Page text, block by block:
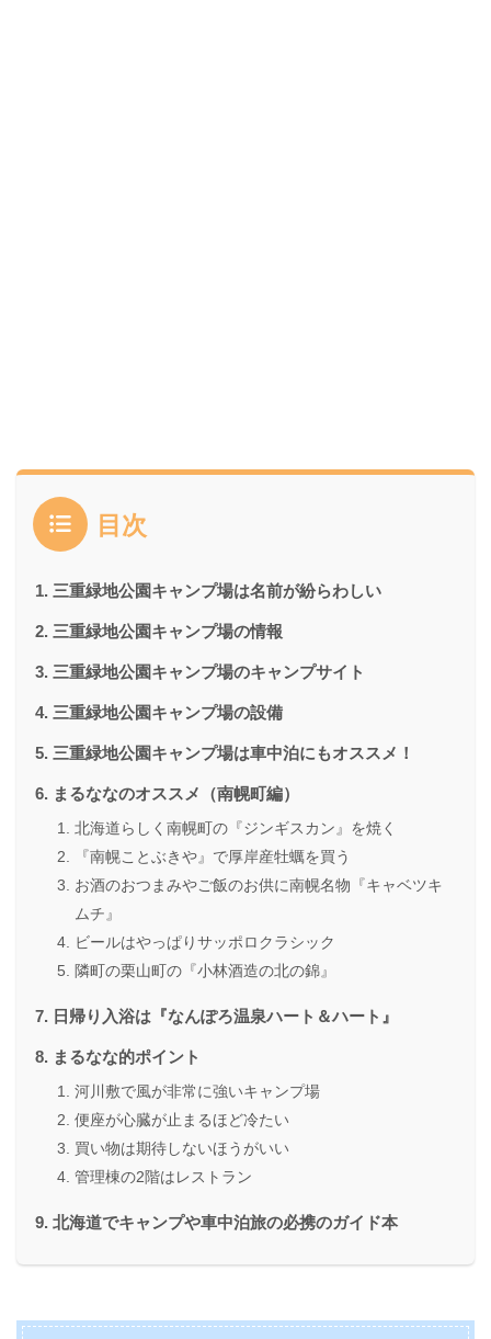
目次
三重緑地公園キャンプ場は名前が紛らわしい
三重緑地公園キャンプ場の情報
三重緑地公園キャンプ場のキャンプサイト
三重緑地公園キャンプ場の設備
三重緑地公園キャンプ場は車中泊にもオススメ！
まるななのオススメ（南幌町編）
北海道らしく南幌町の『ジンギスカン』を焼く
『南幌ことぶきや』で厚岸産牡蠣を買う
お酒のおつまみやご飯のお供に南幌名物『キャベツキ
ムチ』
ビールはやっぱりサッポロクラシック
隣町の栗山町の『小林酒造の北の錦』
日帰り入浴は『なんぽろ温泉ハート＆ハート』
まるなな的ポイント
河川敷で風が非常に強いキャンプ場
便座が心臓が止まるほど冷たい
買い物は期待しないほうがいい
管理棟の2階はレストラン
北海道でキャンプや車中泊旅の必携のガイド本